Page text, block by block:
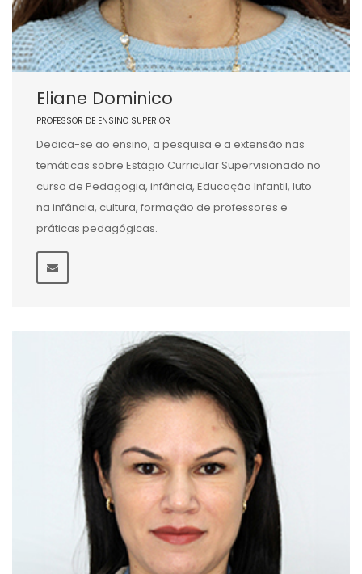
Eliane Dominico
PROFESSOR DE ENSINO SUPERIOR
Dedica-se ao ensino, a pesquisa e a extensão nas
temáticas sobre Estágio Curricular Supervisionado no
curso de Pedagogia, infância, Educação Infantil, luto
na infância, cultura, formação de professores e
práticas pedagógicas.